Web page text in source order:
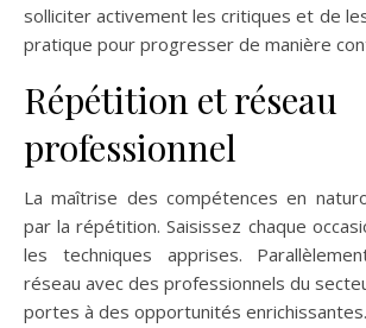
solliciter activement les critiques et de
pratique pour progresser de manière
Répétition et réseau
professionnel
La maîtrise des compétences en
par la répétition. Saisissez chaque
les techniques apprises.
réseau avec des professionnels du
portes à des opportunités enrichissantes.